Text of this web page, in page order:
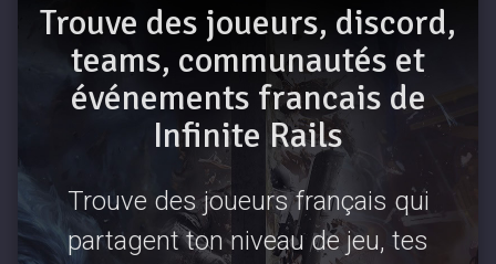
Trouve des joueurs, discord,
teams, communautés et
événements francais de
Infinite Rails
Trouve des joueurs français qui
partagent ton niveau de jeu, tes